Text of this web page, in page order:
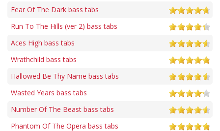
Fear Of The Dark bass tabs
Run To The Hills (ver 2) bass tabs
Aces High bass tabs
Wrathchild bass tabs
Hallowed Be Thy Name bass tabs
Wasted Years bass tabs
Number Of The Beast bass tabs
Phantom Of The Opera bass tabs